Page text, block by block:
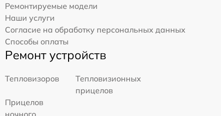
Ремонтируемые модели
Наши услуги
Согласие на обработку персональных данных
Способы оплаты
Ремонт устройств
Тепловизоров
Тепловизионных
прицелов
Прицелов